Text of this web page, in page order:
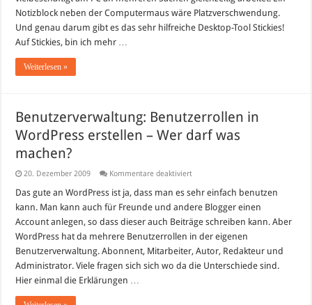
Notizblock neben der Computermaus wäre Platzverschwendung.
Und genau darum gibt es das sehr hilfreiche Desktop-Tool Stickies!
Auf Stickies, bin ich mehr …
Weiterlesen »
Benutzerverwaltung: Benutzerrollen in
WordPress erstellen – Wer darf was
machen?
20. Dezember 2009 Kommentare deaktiviertfür
Benutzerrollen
WordPress
erstellen
–
Wer
darf
was
machen?
Das gute an WordPress ist ja, dass man es sehr einfach benutzen
kann. Man kann auch für Freunde und andere Blogger einen
Account anlegen, so dass dieser auch Beiträge schreiben kann. Aber
WordPress hat da mehrere Benutzerrollen in der eigenen
Benutzerverwaltung. Abonnent, Mitarbeiter, Autor, Redakteur und
Administrator. Viele fragen sich sich wo da die Unterschiede sind.
Hier einmal die Erklärungen …